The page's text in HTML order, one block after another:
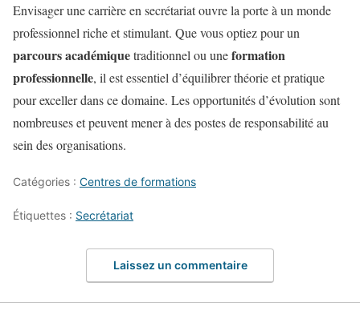
Envisager une carrière en secrétariat ouvre la porte à un monde
professionnel riche et stimulant. Que vous optiez pour un
parcours académiquetraditionnel ou uneformation
professionnelle, il est essentiel d’équilibrer théorie et pratique
pour exceller dans ce domaine. Les opportunités d’évolution sont
nombreuses et peuvent mener à des postes de responsabilité au
sein des organisations.
Catégories : Centres de formations
Étiquettes : Secrétariat
Laissez un commentaire